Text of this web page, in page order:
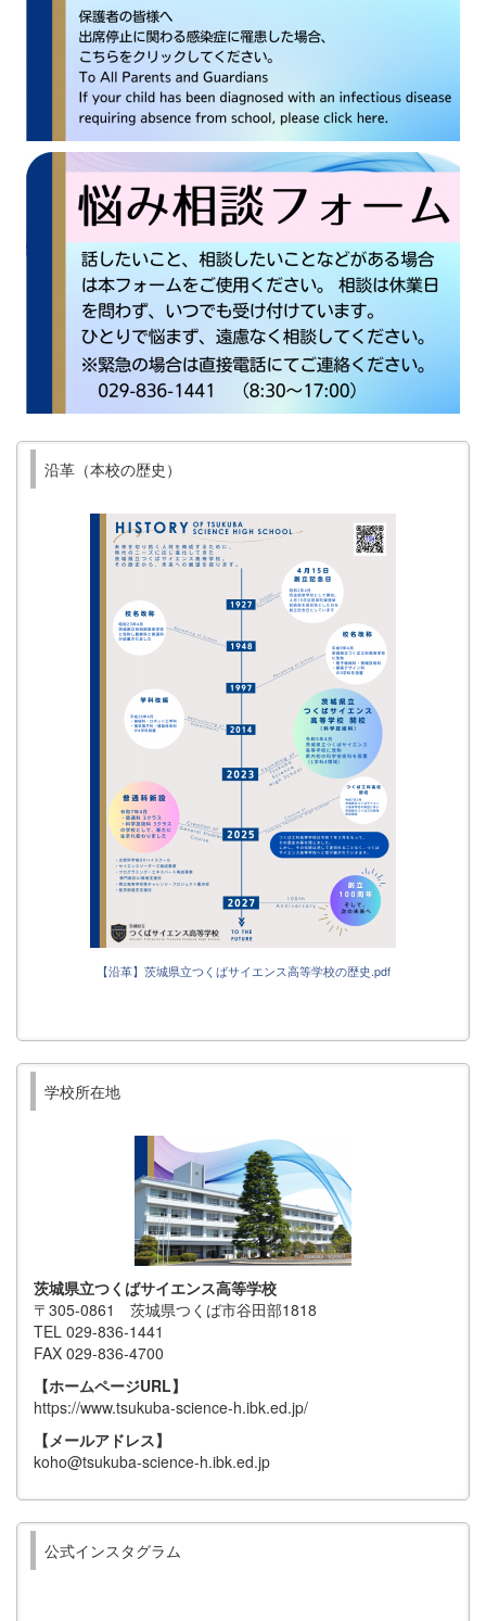
沿革（本校の歴史）
【沿革】茨城県立つくばサイエンス高等学校の歴史.pdf
学校所在地
茨城県立つくばサイエンス高等学校
〒305-0861 茨城県つくば市谷田部1818
TEL 029-836-1441
FAX 029-836-4700
【ホームページURL】
https://www.tsukuba-science-h.ibk.ed.jp/
【メールアドレス】
koho@tsukuba-science-h.ibk.ed.jp
公式インスタグラム